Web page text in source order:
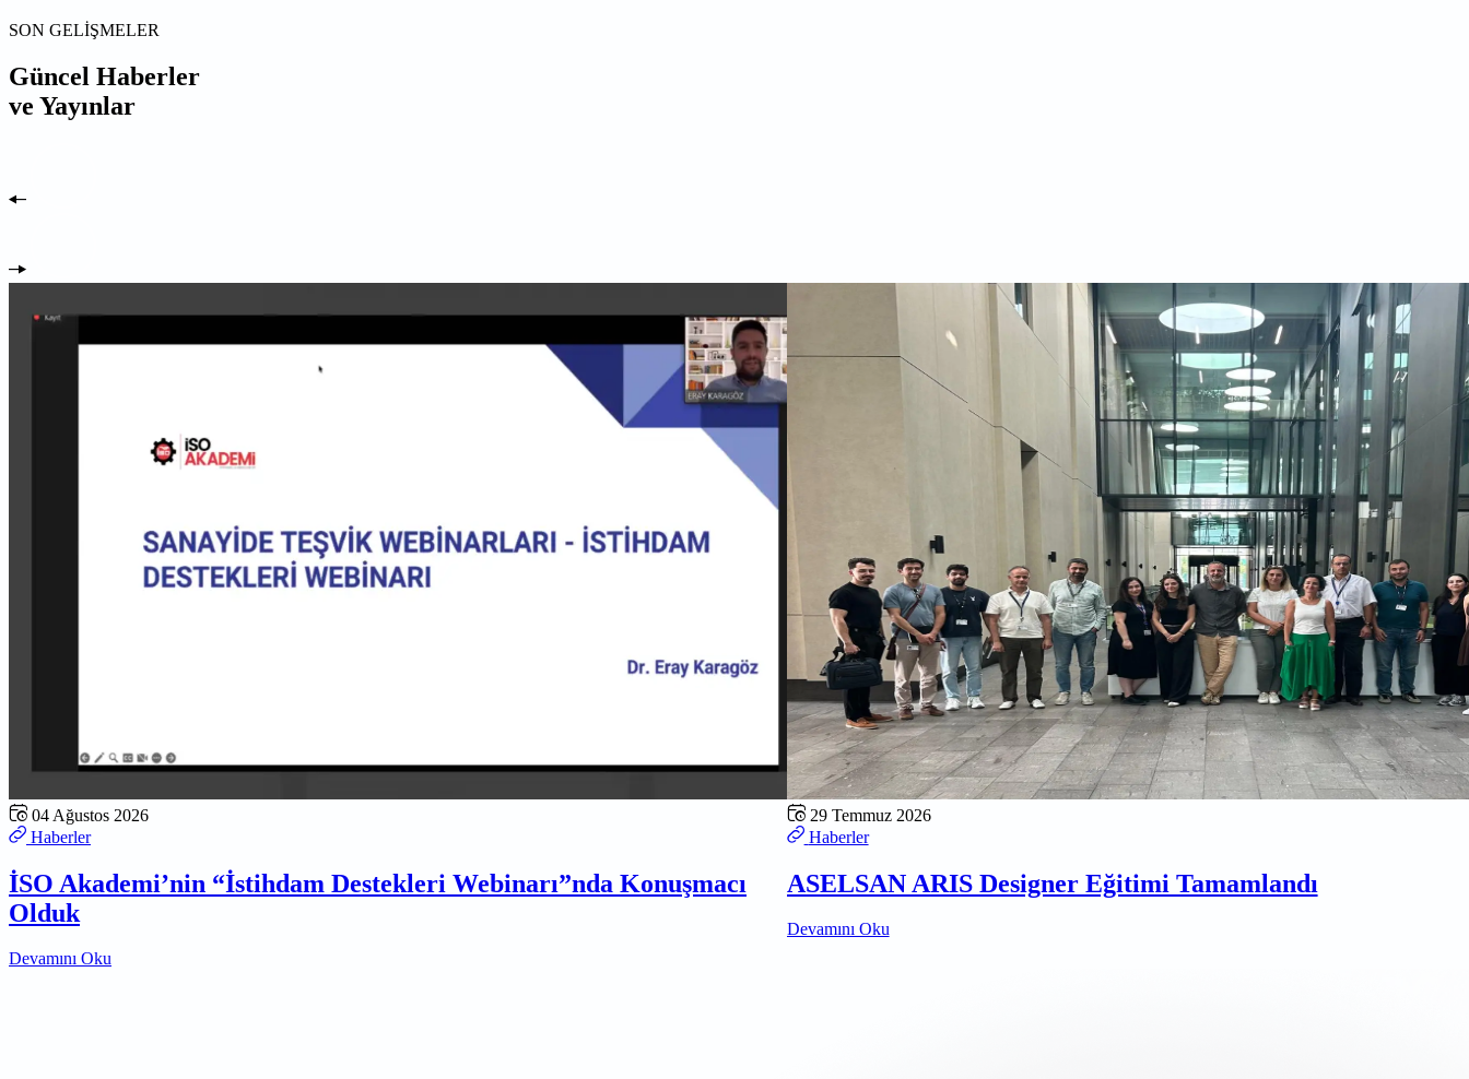
SON GELİŞMELER
Güncel Haberler
ve Yayınlar
04 Ağustos 2026
Haberler
İSO Akademi’nin “İstihdam Destekleri Webinarı”nda Konuşmacı
Olduk
Devamını Oku
29 Temmuz 2026
Haberler
ASELSAN ARIS Designer Eğitimi Tamamlandı
Devamını Oku